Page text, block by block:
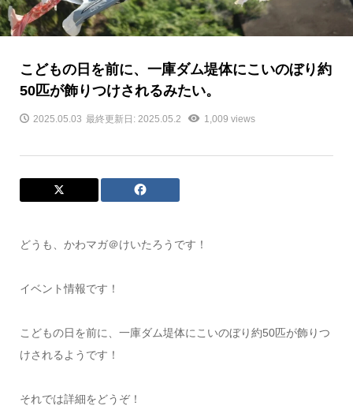
こどもの日を前に、一庫ダム堤体にこいのぼり約
50匹が飾りつけされるみたい。
2025.05.03 最終更新日: 2025.05.2 1,009 views
どうも、かわマガ＠けいたろうです！
イベント情報です！
こどもの日を前に、一庫ダム堤体にこいのぼり約50匹が飾りつ
けされるようです！
それでは詳細をどうぞ！